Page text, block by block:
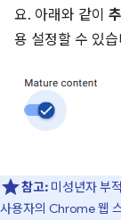
요. 아래와 같이
용 설정할 수 있
참고: 미성년자 부
사용자의 Chrome 웹